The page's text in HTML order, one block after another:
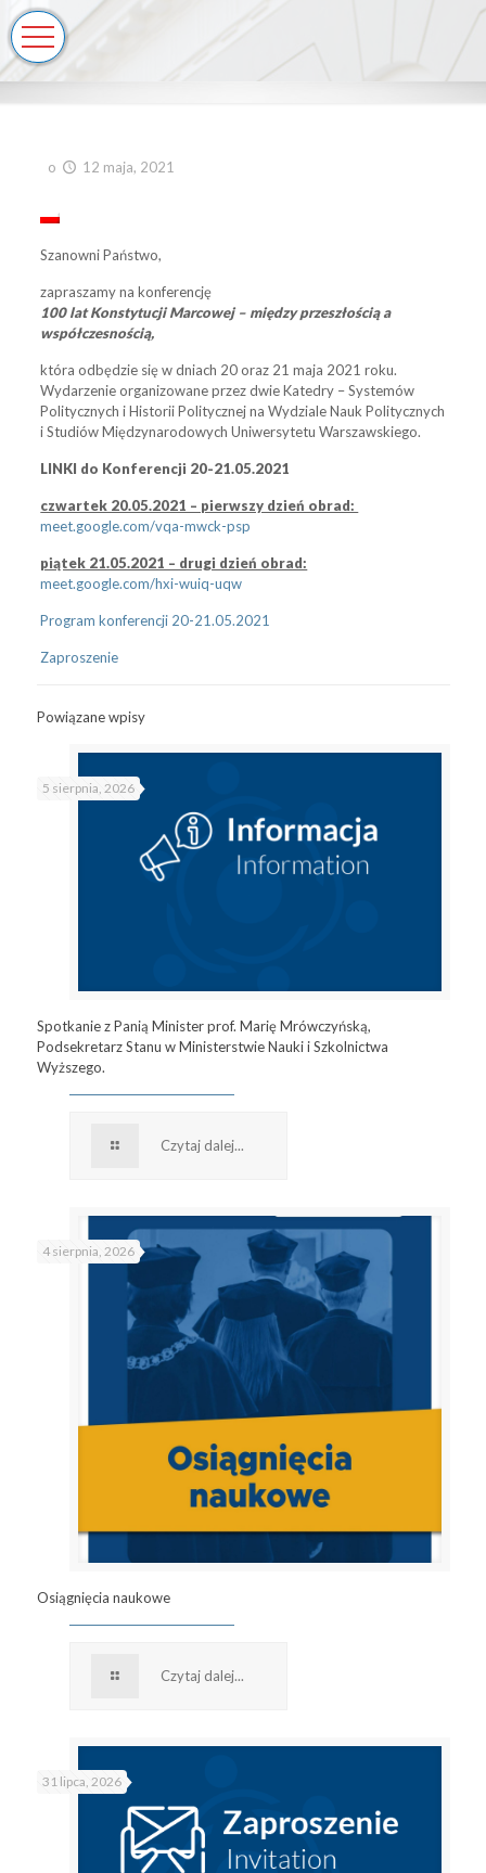
o 12 maja, 2021
Szanowni Państwo,
zapraszamy na konferencję
100 lat Konstytucji Marcowej – między przeszłością a
współczesnością,
która odbędzie się w dniach 20 oraz 21 maja 2021 roku.
Wydarzenie organizowane przez dwie Katedry – Systemów
Politycznych i Historii Politycznej na Wydziale Nauk Politycznych
i Studiów Międzynarodowych Uniwersytetu Warszawskiego.
LINKI do Konferencji 20-21.05.2021
czwartek 20.05.2021 – pierwszy dzień obrad:
meet.google.com/vqa-mwck-psp
piątek 21.05.2021 – drugi dzień obrad:
meet.google.com/hxi-wuiq-uqw
Program konferencji 20-21.05.2021
Zaproszenie
Powiązane wpisy
5 sierpnia, 2026
Spotkanie z Panią Minister prof. Marię Mrówczyńską,
Podsekretarz Stanu w Ministerstwie Nauki i Szkolnictwa
Wyższego.
Czytaj dalej...
4 sierpnia, 2026
Osiągnięcia naukowe
Czytaj dalej...
31 lipca, 2026